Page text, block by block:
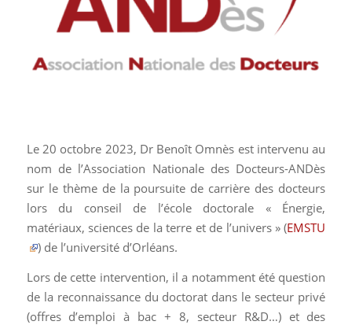
Le 20 octobre 2023, Dr Benoît Omnès est intervenu au
nom de l’Association Nationale des Docteurs-ANDès
sur le thème de la poursuite de carrière des docteurs
lors du conseil de l’école doctorale « Énergie,
matériaux, sciences de la terre et de l’univers » (EMSTU
) de l’université d’Orléans.
Lors de cette intervention, il a notamment été question
de la reconnaissance du doctorat dans le secteur privé
(offres d’emploi à bac + 8, secteur R&D…) et des